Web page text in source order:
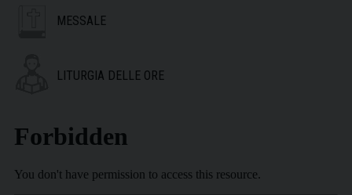
MESSALE
LITURGIA DELLE ORE